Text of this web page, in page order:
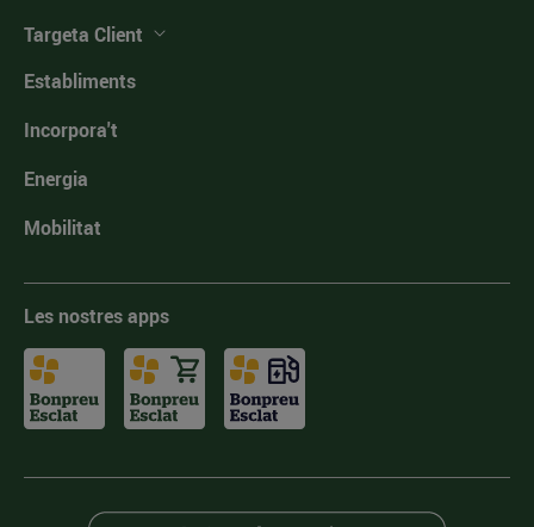
Targeta Client
Establiments
Incorpora't
Energia
Mobilitat
Les nostres apps